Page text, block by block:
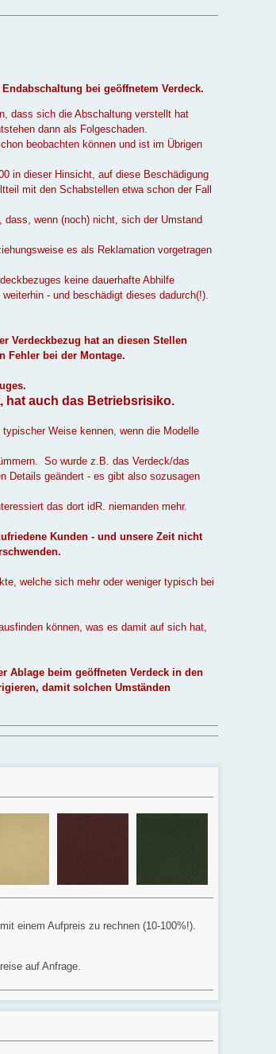
bei geöffnetem Verdeck.
dass sich die Abschaltung verstellt hat
dann als Folgeschaden.
beobachten können und ist im Übrigen
in dieser Hinsicht, auf diese Beschädigung
mit den Schabstellen etwa schon der Fall
wenn (noch) nicht, sich der Umstand
es als Reklamation vorgetragen
keine dauerhafte Abhilfe
- und beschädigt dieses dadurch(!).
Verdeckbezug hat an diesen Stellen
Fehler bei der Montage.
hat auch das Betriebsrisiko.
Weise kennen, wenn die Modelle
So wurde z.B. das Verdeck/das
Details geändert - es gibt also sozusagen
das dort idR. niemanden mehr.
Kunden - und unsere Zeit nicht
welche sich mehr oder weniger typisch bei
können, was es damit auf sich hat,
Ablage beim geöffneten Verdeck in den
damit solchen Umständen
einem Aufpreis zu rechnen (10-100%!).
auf Anfrage.